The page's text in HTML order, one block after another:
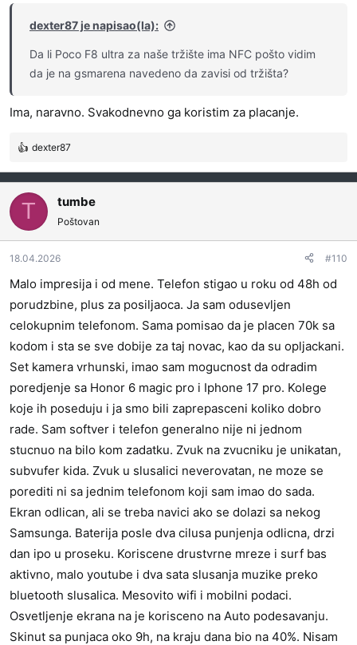
dexter87 je napisao(la):
Da li Poco F8 ultra za naše tržište ima NFC pošto vidim
da je na gsmarena navedeno da zavisi od tržišta?
Ima, naravno. Svakodnevno ga koristim za placanje.
R
a
g
v
a
n
a
:
dexter87
T tumbe
Poštovan
18.04.2026 #110
Malo impresija i od mene. Telefon stigao u roku od 48h od
porudzbine, plus za posiljaoca. Ja sam odusevljen
celokupnim telefonom. Sama pomisao da je placen 70k sa
kodom i sta se sve dobije za taj novac, kao da su opljackani.
Set kamera vrhunski, imao sam mogucnost da odradim
poredjenje sa Honor 6 magic pro i Iphone 17 pro. Kolege
koje ih poseduju i ja smo bili zaprepasceni koliko dobro
rade. Sam softver i telefon generalno nije ni jednom
stucnuo na bilo kom zadatku. Zvuk na zvucniku je unikatan,
subvufer kida. Zvuk u slusalici neverovatan, ne moze se
porediti ni sa jednim telefonom koji sam imao do sada.
Ekran odlican, ali se treba navici ako se dolazi sa nekog
Samsunga. Baterija posle dva cilusa punjenja odlicna, drzi
dan ipo u proseku. Koriscene drustvrne mreze i surf bas
aktivno, malo youtube i dva sata slusanja muzike preko
bluetooth slusalica. Mesovito wifi i mobilni podaci.
Osvetljenje ekrana na je korisceno na Auto podesavanju.
Skinut sa punjaca oko 9h, na kraju dana bio na 40%. Nisam